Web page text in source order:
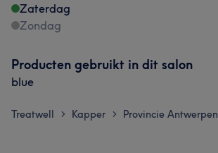
Zaterdag
Zondag
Producten gebruikt in dit salon
blue
Treatwell > Kapper > Provincie Antwerpen